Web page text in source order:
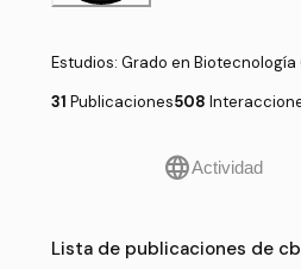
Estudios: Grado en Biotecnología
31 Publicaciones508
languageActividad
Lista de publicaciones de